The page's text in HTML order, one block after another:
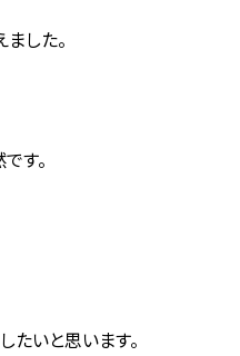
した。
す。
たいと思います。